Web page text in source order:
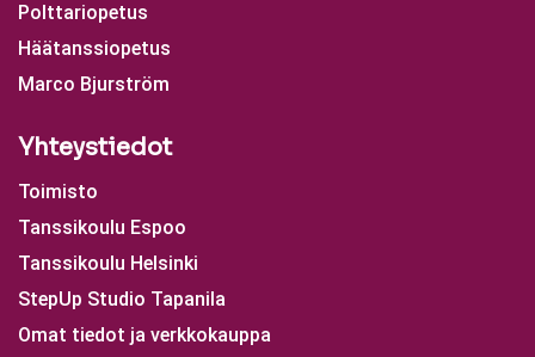
Polttariopetus
Häätanssiopetus
Marco Bjurström
Yhteystiedot
Toimisto
Tanssikoulu Espoo
Tanssikoulu Helsinki
StepUp Studio Tapanila
Omat tiedot ja verkkokauppa